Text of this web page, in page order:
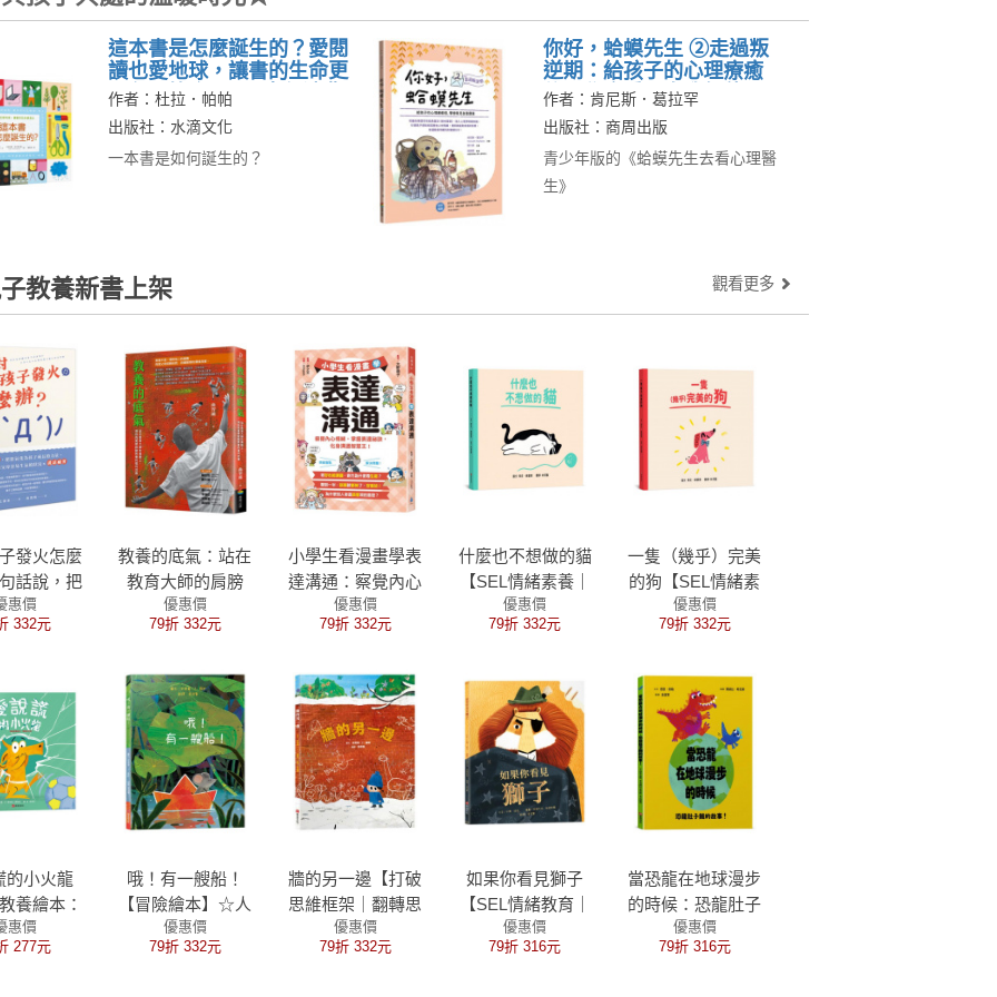
這本書是怎麼誕生的？愛閱
讀也愛地球，讓書的生命更
長久（符合SDGs責任消費
與生產、氣候行動）
作者：杜拉．帕帕
出版社：水滴文化
一本書是如何誕生的？
你好，蛤蟆先生 ②走過叛
逆期：給孩子的心理療癒
信，學會看見自我價值
作者：肯尼斯．葛拉罕
出版社：商周出版
青少年版的《蛤蟆先生去看心理醫
生》
教養新書上架 觀看更多
發火怎麼
話說，把
孩子成長
109個父
惠價
332元
教養的底氣：站在
教育大師的肩膀
上，用自我覺察啟
動教養的複利效應
優惠價
79折 332元
小學生看漫畫學表
達溝通：察覺內心
情緒，掌握表達祕
訣，化身溝通智慧
優惠價
79折 332元
什麼也不想做的貓
【SEL情緒素養｜
同理心｜心理健
康】☆我不是懶，
點低落☆今天，你
可以什麼都不做
優惠價
79折 332元
一隻（幾乎）完美
的狗【SEL情緒素
養｜同理心｜品格
教育】☆接受不完
一百分的孩子，也
能擁有一百分的愛
優惠價
79折 332元
的小火龍
養繪本：
念版）
緒素養｜
惠價
277元
哦！有一艘船！
【冒險繪本】☆人
生總有意外，那就
把「意外」變成最
優惠價
79折 332元
牆的另一邊【打破
思維框架｜翻轉思
考｜想像力UP】☆
如果方法行不通，
優惠價
79折 332元
如果你看見獅子
【SEL情緒教育｜
自我認同｜社交焦
慮｜】☆千萬要記
優惠價
79折 316元
當恐龍在地球漫步
的時候：恐龍肚子
餓的故事！【認知
學習｜邏輯思考｜
優惠價
79折 316元